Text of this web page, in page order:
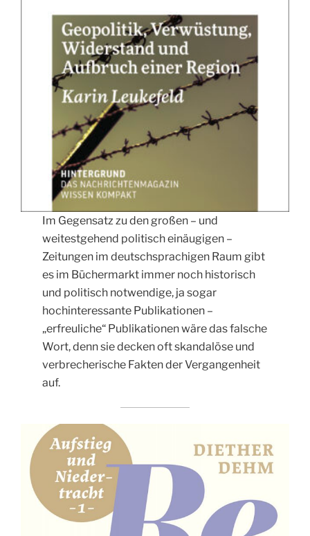
Im Gegensatz zu den großen – und
weitestgehend politisch einäugigen –
Zeitungen im deutschsprachigen Raum gibt
es im Büchermarkt immer noch historisch
und politisch notwendige, ja sogar
hochinteressante Publikationen –
„erfreuliche“ Publikationen wäre das falsche
Wort, denn sie decken oft skandalöse und
verbrecherische Fakten der Vergangenheit
auf.